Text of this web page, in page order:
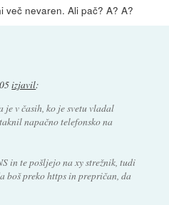
več nevaren. Ali pač? A? A?
izjavil:
v časih, ko je svetu vladal
napačno telefonsko na
in te pošljejo na xy strežnik, tudi
boš preko https in prepričan, da